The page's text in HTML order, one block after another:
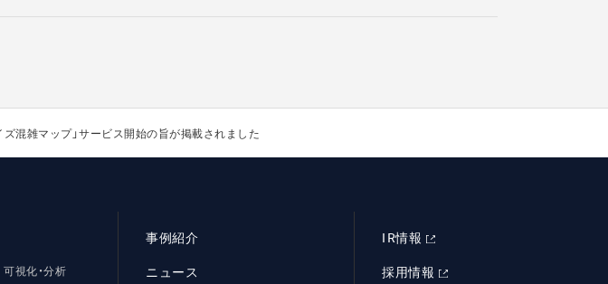
ズ混雑マップ」サービス開始の旨が掲載されました
視化・分析
事例紹介
ニュース
IR情報
採用情報